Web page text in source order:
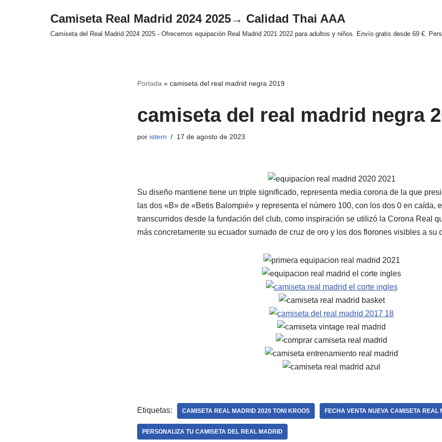
Camiseta Real Madrid 2024 2025→ Calidad Thai AAA
Camiseta del Real Madrid 2024 2025 - Ofrecemos equipación Real Madrid 2021 2022 para adultos y niños. Envío gratis desde 69 €.
Portada » camiseta del real madrid negra 2019
camiseta del real madrid negra
por istern 17 de agosto de 2023
Su diseño mantiene tiene un triple significado, representa media corona de la que
las dos «B» de «Betis Balompié» y representa el número 100, con los dos 0 en caída,
transcurridos desde la fundación del club, como inspiración se utilizó la Corona Real
más concretamente su ecuador sumado de cruz de oro y los dos florones visibles a su
Etiquetas: CAMISETA REAL MADRID 2020 TONI KROOS FECHA VENTA NUEVA CAMISETA REAL
PERSONALIZA TU CAMISETA DEL REAL MADRID